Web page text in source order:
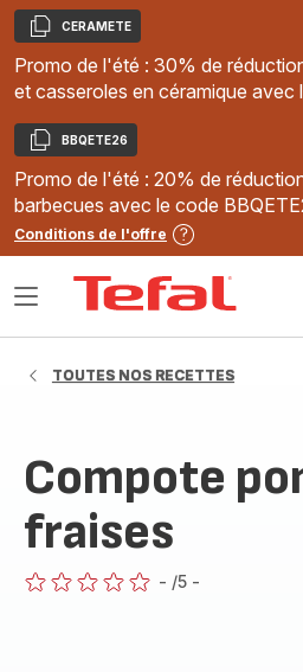
Copier
CERAMETE
Promo de l'été : 30% de
et casseroles en céramique avec
Copier
BBQETE26
Promo de l'été : 20% de
barbecues avec le code
Conditions de l'offre
Ouvrir
TOUTES NOS RECETTES
Compote
fraises
- /5 -